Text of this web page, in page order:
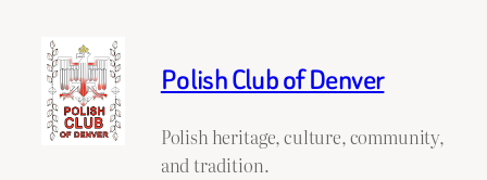
Polish Club of Denver
Polish heritage, culture, community,
and tradition.